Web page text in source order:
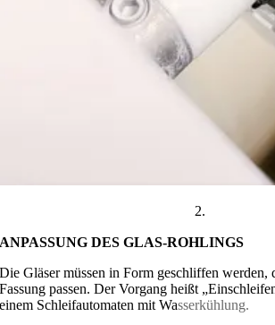
2.
ANPASSUNG DES GLAS-ROHLINGS
Die Gläser müssen in Form geschliffen werden,
Fassung passen. Der Vorgang heißt
einem Schleifautomaten mit Wasserkühlung.